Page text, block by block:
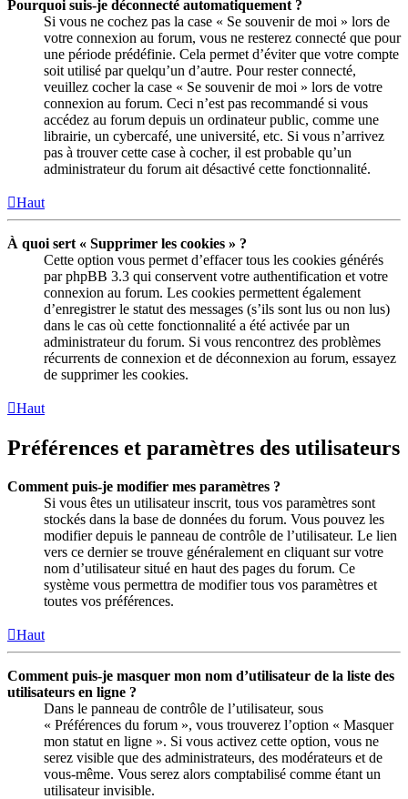
Pourquoi suis-je déconnecté automatiquement ?
Si vous ne cochez pas la case « Se souvenir de moi » lors de
votre connexion au forum, vous ne resterez connecté que pour
une période prédéfinie. Cela permet d’éviter que votre compte
soit utilisé par quelqu’un d’autre. Pour rester connecté,
veuillez cocher la case « Se souvenir de moi » lors de votre
connexion au forum. Ceci n’est pas recommandé si vous
accédez au forum depuis un ordinateur public, comme une
librairie, un cybercafé, une université, etc. Si vous n’arrivez
pas à trouver cette case à cocher, il est probable qu’un
administrateur du forum ait désactivé cette fonctionnalité.
Haut
À quoi sert « Supprimer les cookies » ?
Cette option vous permet d’effacer tous les cookies générés
par phpBB 3.3 qui conservent votre authentification et votre
connexion au forum. Les cookies permettent également
d’enregistrer le statut des messages (s’ils sont lus ou non lus)
dans le cas où cette fonctionnalité a été activée par un
administrateur du forum. Si vous rencontrez des problèmes
récurrents de connexion et de déconnexion au forum, essayez
de supprimer les cookies.
Haut
Préférences et paramètres des utilisateurs
Comment puis-je modifier mes paramètres ?
Si vous êtes un utilisateur inscrit, tous vos paramètres sont
stockés dans la base de données du forum. Vous pouvez les
modifier depuis le panneau de contrôle de l’utilisateur. Le lien
vers ce dernier se trouve généralement en cliquant sur votre
nom d’utilisateur situé en haut des pages du forum. Ce
système vous permettra de modifier tous vos paramètres et
toutes vos préférences.
Haut
Comment puis-je masquer mon nom d’utilisateur de la liste des
utilisateurs en ligne ?
Dans le panneau de contrôle de l’utilisateur, sous
« Préférences du forum », vous trouverez l’option « Masquer
mon statut en ligne ». Si vous activez cette option, vous ne
serez visible que des administrateurs, des modérateurs et de
vous-même. Vous serez alors comptabilisé comme étant un
utilisateur invisible.